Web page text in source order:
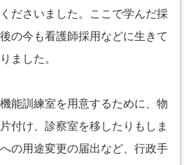
ださいました。ここで学んだ採
の今も看護師採用などに生きて
ました。
能訓練室を用意するために、物
付け、診察室を移したりもしま
の用途変更の届出など、行政手